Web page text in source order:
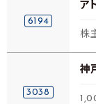
6194
ア
株
3038
神